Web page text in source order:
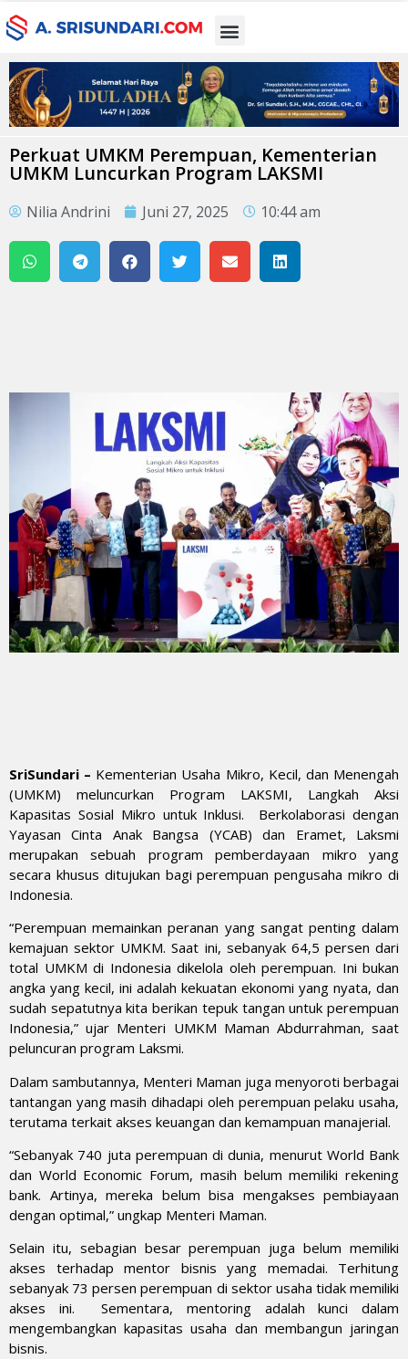
Perkuat UMKM Perempuan, Kementerian
UMKM Luncurkan Program LAKSMI
Nilia Andrini Juni 27, 2025 10:44 am
SriSundari – Kementerian Usaha Mikro, Kecil, dan Menengah
(UMKM) meluncurkan Program LAKSMI, Langkah Aksi
Kapasitas Sosial Mikro untuk Inklusi. Berkolaborasi dengan
Yayasan Cinta Anak Bangsa (YCAB) dan Eramet, Laksmi
merupakan sebuah program pemberdayaan mikro yang
secara khusus ditujukan bagi perempuan pengusaha mikro di
Indonesia.
“Perempuan memainkan peranan yang sangat penting dalam
kemajuan sektor UMKM. Saat ini, sebanyak 64,5 persen dari
total UMKM di Indonesia dikelola oleh perempuan. Ini bukan
angka yang kecil, ini adalah kekuatan ekonomi yang nyata, dan
sudah sepatutnya kita berikan tepuk tangan untuk perempuan
Indonesia,” ujar Menteri UMKM Maman Abdurrahman, saat
peluncuran program Laksmi.
Dalam sambutannya, Menteri Maman juga menyoroti berbagai
tantangan yang masih dihadapi oleh perempuan pelaku usaha,
terutama terkait akses keuangan dan kemampuan manajerial.
“Sebanyak 740 juta perempuan di dunia, menurut World Bank
dan World Economic Forum, masih belum memiliki rekening
bank. Artinya, mereka belum bisa mengakses pembiayaan
dengan optimal,” ungkap Menteri Maman.
Selain itu, sebagian besar perempuan juga belum memiliki
akses terhadap mentor bisnis yang memadai. Terhitung
sebanyak 73 persen perempuan di sektor usaha tidak memiliki
akses ini. Sementara, mentoring adalah kunci dalam
mengembangkan kapasitas usaha dan membangun jaringan
bisnis.